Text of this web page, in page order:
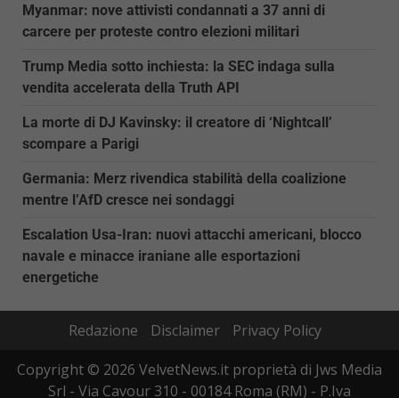
Myanmar: nove attivisti condannati a 37 anni di
carcere per proteste contro elezioni militari
Trump Media sotto inchiesta: la SEC indaga sulla
vendita accelerata della Truth API
La morte di DJ Kavinsky: il creatore di ‘Nightcall’
scompare a Parigi
Germania: Merz rivendica stabilità della coalizione
mentre l’AfD cresce nei sondaggi
Escalation Usa-Iran: nuovi attacchi americani, blocco
navale e minacce iraniane alle esportazioni
energetiche
Redazione Disclaimer
Privacy Policy
Copyright © 2026 VelvetNews.it proprietà di Jws Media
Srl - Via Cavour 310 - 00184 Roma (RM) - P.Iva